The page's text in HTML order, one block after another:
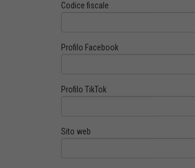
Codice fiscale
Profilo Facebook
Profilo TikTok
Sito web